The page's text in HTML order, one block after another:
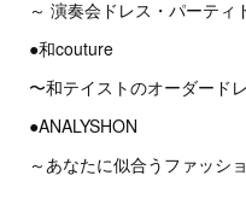
～ 演奏会ドレス・パーティ
●和couture
〜和テイストのオーダード
●ANALYSHON
～あなたに似合うファッシ